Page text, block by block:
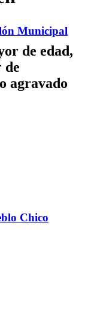
Municipal
Chico
de edad,
de
agravado